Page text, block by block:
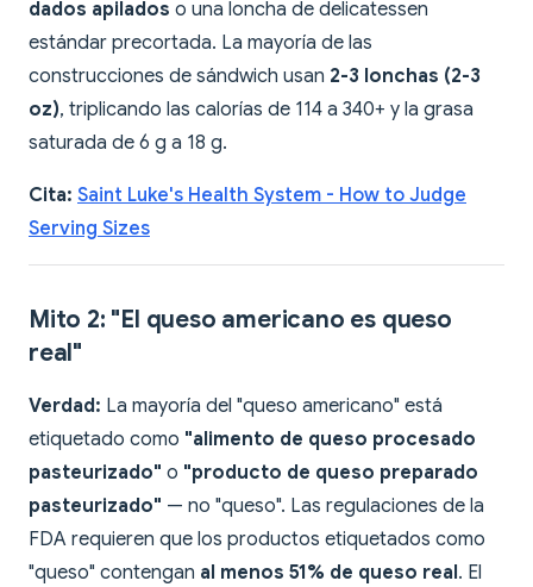
dados apilados o una loncha de delicatessen
estándar precortada. La mayoría de las
construcciones de sándwich usan 2-3 lonchas (2-3
oz), triplicando las calorías de 114 a 340+ y la grasa
saturada de 6 g a 18 g.
Cita: Saint Luke's Health System - How to Judge
Serving Sizes
Mito 2: "El queso americano es queso
real"
Verdad: La mayoría del "queso americano" está
etiquetado como "alimento de queso procesado
pasteurizado" o "producto de queso preparado
pasteurizado" — no "queso". Las regulaciones de la
FDA requieren que los productos etiquetados como
"queso" contengan al menos 51% de queso real. El